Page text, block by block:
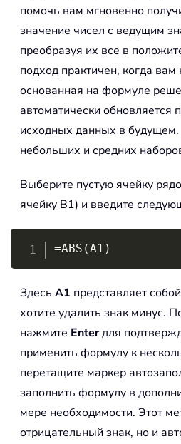
помочь вам мгновенно
значение чисел с ведущим
преобразуя их все в
подход практичен, когда
основанная на формуле
автоматически обновляется
исходных данных в
небольших и средних
Выберите пустую ячейку
ячейку B1) и введите
=ABS(A1)
Здесь A1 представляет
хотите удалить знак минус.
нажмите Enterдля
применить формулу к
перетащите маркер
заполнить формулу в
мере необходимости. Этот
отрицательный знак, но и